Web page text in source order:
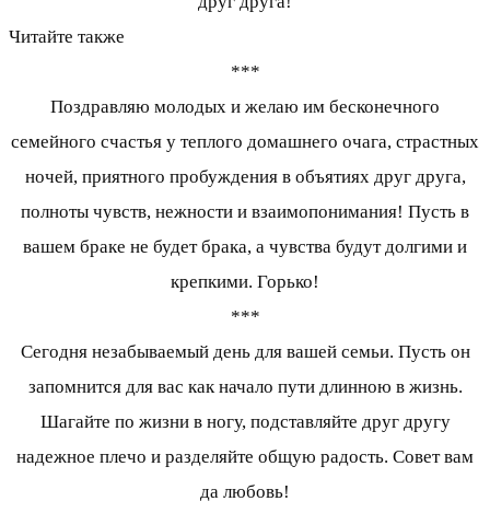
Читайте также
***
Поздравляю молодых и желаю им бесконечного
семейного счастья у теплого домашнего очага, страстных
ночей, приятного пробуждения в объятиях друг друга,
полноты чувств, нежности и взаимопонимания! Пусть в
вашем браке не будет брака, а чувства будут долгими и
крепкими. Горько!
***
Сегодня незабываемый день для вашей семьи. Пусть он
запомнится для вас как начало пути длинною в жизнь.
Шагайте по жизни в ногу, подставляйте друг другу
надежное плечо и разделяйте общую радость. Совет вам
да любовь!